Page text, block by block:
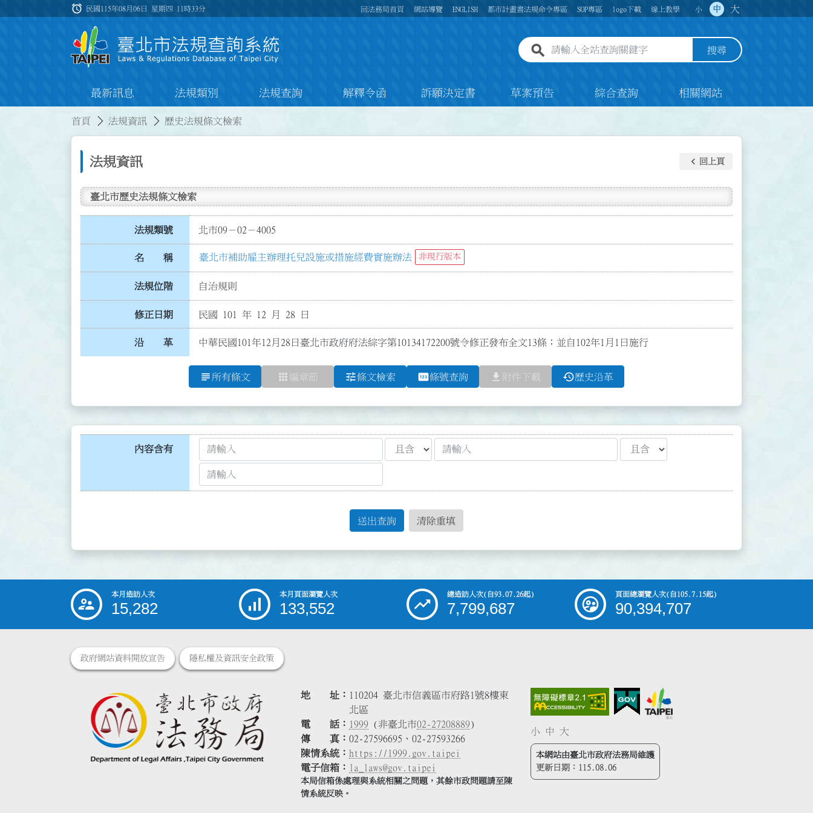
:::
alarm 民國115年08月06日 星期四 11時33分 回法務局首頁 網站導覽 ENGLISH 都市計畫書法規命令專區 SOP專區 logo下載 線上教學 小 中 大
全站查詢關鍵字欄位 搜尋
最新訊息 法規類別 法規查詢 解釋令函 訴願決定書 草案預告 綜合查詢 相關網站
首頁 法規資訊 歷史法規條文檢索
法規資訊 keyboard_arrow_left 回上頁
臺北市歷史法規條文檢索
法規類號 北市09－02－4005
名 稱 臺北市補助雇主辦理托兒設施或措施經費實施辦法 非現行版本
法規位階 自治規則
修正日期 民國 101 年 12 月 28 日
沿 革 中華民國101年12月28日臺北市政府府法綜字第10134172200號令修正發布全文13條；並自102年1月1日施行
subject 所有條文 apps 編章節 tune條文檢索 pin條號查詢 file_download 附件下載 history歷史沿革
內容含有
送出查詢 清除重填
::: 本月造訪人次
15,282
本月頁面瀏覽人次
133,552
總造訪人次(自93.07.26起)
7,799,687
頁面總瀏覽人次(自105.7.15起)
90,394,707
政府網站資料開放宣告 隱私權及資訊安全政策
地 址
110204 臺北市信義區市府路1號8樓東
北區
電 話
1999 (非臺北市02-27208889)
傳 真
02-27596695、02-27593266
陳情系統
https://1999.gov.taipei
電子信箱
la_laws@gov.taipei
本局信箱係處理與系統相關之問題，其餘市政問題請至陳
情系統反映。
小 中 大
本網站由臺北市政府法務局維護
更新日期： 115.08.06